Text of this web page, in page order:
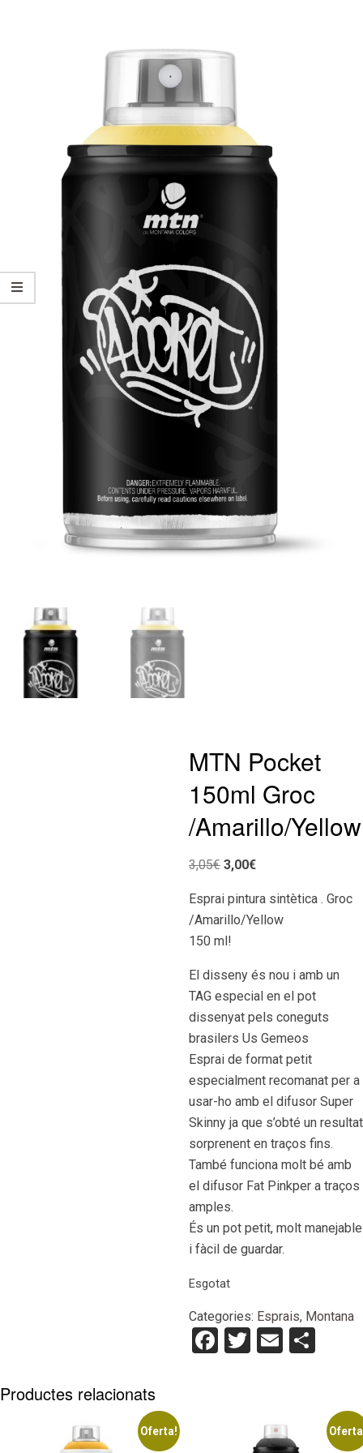
MTN Pocket
150ml Groc
/Amarillo/Yellow
3,05€ El
original
era:
3,05€.
3,00€El
actual
és:
Esprai pintura sintètica . Groc
/Amarillo/Yellow
150 ml!
El disseny és nou i amb un
TAG especial en el pot
dissenyat pels coneguts
brasilers Us Gemeos
Esprai de format petit
especialment recomanat per a
usar-ho amb el difusor Super
Skinny ja que s’obté un resultat
sorprenent en traços fins.
També funciona molt bé amb
el difusor Fat Pinkper a traços
amples.
És un pot petit, molt manejable
i fàcil de guardar.
Esgotat
Categories: Esprais, Montana
Facebook
Twitter
Email
Productes relacionats
Oferta!